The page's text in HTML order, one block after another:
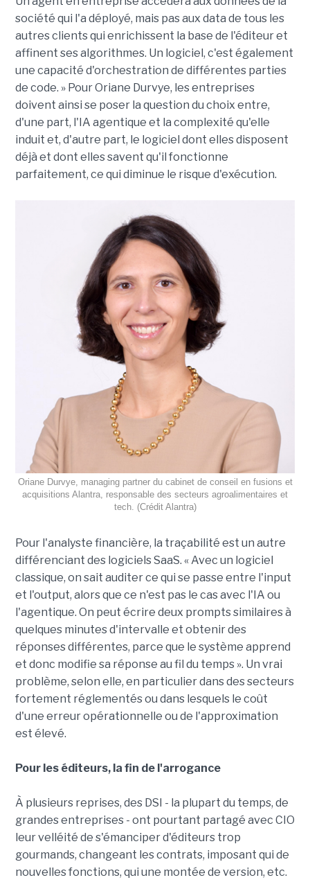
société qui l'a déployé, mais pas aux data de tous les
autres clients qui enrichissent la base de l'éditeur et
affinent ses algorithmes. Un logiciel, c'est également
une capacité d'orchestration de différentes parties
de code. » Pour Oriane Durvye, les entreprises
doivent ainsi se poser la question du choix entre,
d'une part, l'IA agentique et la complexité qu'elle
induit et, d'autre part, le logiciel dont elles disposent
déjà et dont elles savent qu'il fonctionne
parfaitement, ce qui diminue le risque d'exécution.
Oriane Durvye, managing partner du cabinet de conseil en fusions et
acquisitions Alantra, responsable des secteurs agroalimentaires et
tech. (Crédit Alantra)
Pour l'analyste financière, la traçabilité est un autre
différenciant des logiciels SaaS. « Avec un logiciel
classique, on sait auditer ce qui se passe entre l'input
et l'output, alors que ce n'est pas le cas avec l'IA ou
l'agentique. On peut écrire deux prompts similaires à
quelques minutes d'intervalle et obtenir des
réponses différentes, parce que le système apprend
et donc modifie sa réponse au fil du temps ». Un vrai
problème, selon elle, en particulier dans des secteurs
fortement réglementés ou dans lesquels le coût
d'une erreur opérationnelle ou de l'approximation
est élevé.
Pour les éditeurs, la fin de l'arrogance
À plusieurs reprises, des DSI - la plupart du temps, de
grandes entreprises - ont pourtant partagé avec CIO
leur velléité de s'émanciper d'éditeurs trop
gourmands, changeant les contrats, imposant qui de
nouvelles fonctions, qui une montée de version, etc.